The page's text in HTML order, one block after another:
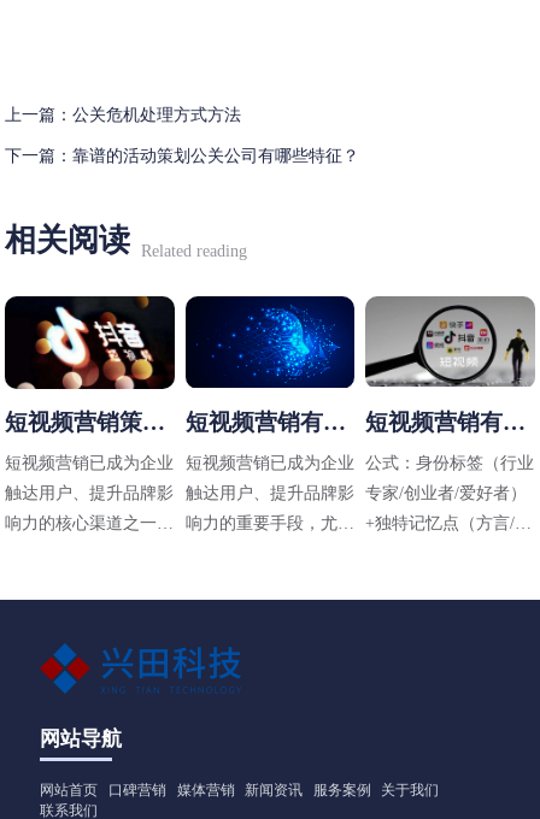
上一篇：公关危机处理方式方法
下一篇：靠谱的活动策划公关公司有哪些特征？
相关阅读 Related reading
短视频营销策略
有哪些
短视频营销已成为企业
触达用户、提升品牌影
响力的核心渠道之一，
见的短视频营销策略及
应用方向：
短视频营销有哪
些方法
短视频营销已成为企业
触达用户、提升品牌影
响力的重要手段，尤其
行业（包括工业领域如
阀门企业）的短视频营
短视频营销有哪
些技巧
公式：身份标签（行业
专家/创业者/爱好者）
+独特记忆点（方言/标
网站导航
网站首页 口碑营销 媒体营销 新闻资讯 服务案例
关于我们
联系我们